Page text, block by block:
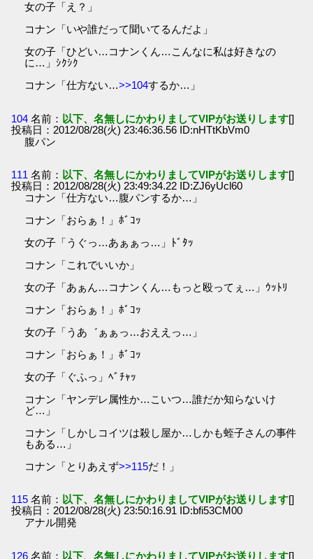
女の子「え？」
コナン「いや誰だって聞いてるんだよ」
女の子「ひどい…コナンくん…こんなに私は好きなの
に…」ｼｸｼｸ
コナン「仕方ない…>>104するか…」
104 名前： 以下、名無しにかわりましてVIPがお送りします[]
投稿日：2012/08/28(火) 23:46:36.56 ID:nHTtKbVm0
腹パン
111 名前： 以下、名無しにかわりましてVIPがお送りします[]
投稿日：2012/08/28(火) 23:49:34.22 ID:ZJ6yUcl60
コナン「仕方ない…腹パンするか…」
コナン「おらぁ！」ﾎﾞｺｯ
女の子「うぐっ…あぁぁっ…」ﾄﾞﾀｯ
コナン「これでいいか」
女の子「あぁん…コナンくん…もっと殴ってぇ…」ｳｯﾄﾘ
コナン「おらぁ！」ﾎﾞｺｯ
女の子「うあ゛ぁぁっ…おええっ…」
コナン「おらぁ！」ﾎﾞｺｯ
女の子「ぐふっ」ﾍﾞﾁｬｯ
コナン「ヤンデレ属性か…こいつ…誰だか知らないけ
ど…」
コナン「しかしコイツは殺し屋か…しかも蛭子さんの事件
もある…」
コナン「とりあえず>>115だ！」
115 名前： 以下、名無しにかわりましてVIPがお送りします[]
投稿日：2012/08/28(火) 23:50:16.91 ID:bfi53CM00
アナル開発
126 名前： 以下、名無しにかわりましてVIPがお送りします[]